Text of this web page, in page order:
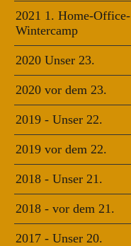
2021 1. Home-Office-
Wintercamp
2020 Unser 23.
2020 vor dem 23.
2019 - Unser 22.
2019 vor dem 22.
2018 - Unser 21.
2018 - vor dem 21.
2017 - Unser 20.